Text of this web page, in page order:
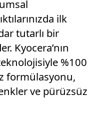
ilk
tutarlı bir
Kyocera’nın
%100
formülasyonu,
ve pürüzsüz